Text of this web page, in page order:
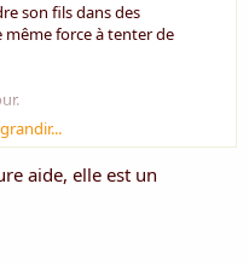
son fils dans des
force à tenter de
aide, elle est un